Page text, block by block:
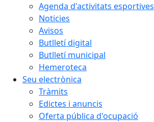
Agenda d'activitats esportives
Noticies
Avisos
Butlletí digital
Butlletí municipal
Hemeroteca
Seu electrònica
Tràmits
Edictes i anuncis
Oferta pública d'ocupació